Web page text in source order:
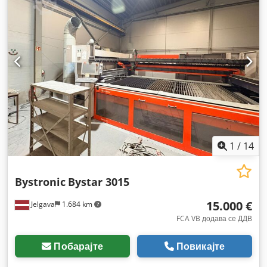
1 / 14
Jelgava 1.684 km
Bystronic Bystar 3015
15.000 €
FCA VB додава се ДДВ
Побарајте Повикајте